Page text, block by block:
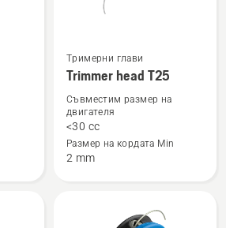
Вижте
повече
подробности
за
head
Тримерни глави
Trimmer head T25
Съвместим размер на
двигателя
<30 cc
Размер на кордата Min
2 mm